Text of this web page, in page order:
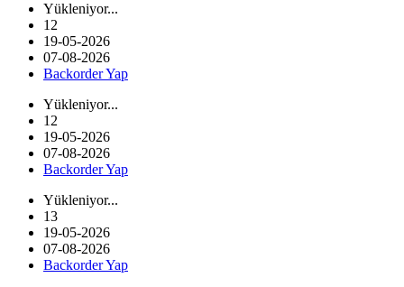
Yükleniyor...
12
19-05-2026
07-08-2026
Backorder Yap
Yükleniyor...
12
19-05-2026
07-08-2026
Backorder Yap
Yükleniyor...
13
19-05-2026
07-08-2026
Backorder Yap